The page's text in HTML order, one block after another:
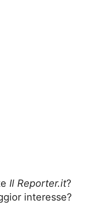
Il Reporter.it?
interesse?